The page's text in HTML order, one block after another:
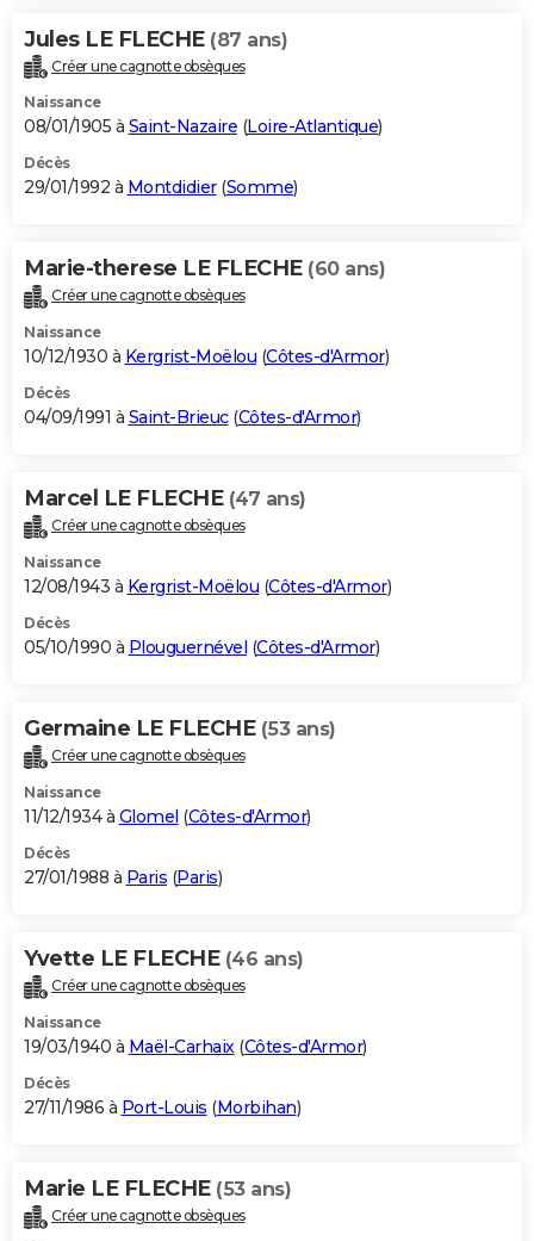
Jules LE FLECHE (87 ans)
Créer une cagnotte obsèques
Naissance
08/01/1905 à Saint-Nazaire (Loire-Atlantique)
Décès
29/01/1992 à Montdidier(Somme)
Marie-therese LE FLECHE (60 ans)
Créer une cagnotte obsèques
Naissance
10/12/1930 à Kergrist-Moëlou (Côtes-d'Armor)
Décès
04/09/1991 à Saint-Brieuc(Côtes-d'Armor)
Marcel LE FLECHE (47 ans)
Créer une cagnotte obsèques
Naissance
12/08/1943 à Kergrist-Moëlou (Côtes-d'Armor)
Décès
05/10/1990 à Plouguernével (Côtes-d'Armor)
Germaine LE FLECHE (53 ans)
Créer une cagnotte obsèques
Naissance
11/12/1934 à Glomel (Côtes-d'Armor)
Décès
27/01/1988 à Paris (Paris)
Yvette LE FLECHE (46 ans)
Créer une cagnotte obsèques
Naissance
19/03/1940 à Maël-Carhaix(Côtes-d'Armor)
Décès
27/11/1986 à Port-Louis (Morbihan)
Marie LE FLECHE (53 ans)
Créer une cagnotte obsèques